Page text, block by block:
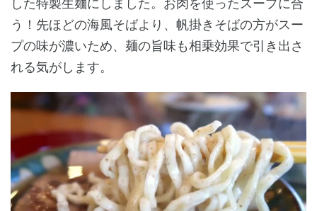
した特製生麺にしました。お肉を使ったスープに合
う！先ほどの海風そばより、帆掛きそばの方がスー
プの味が濃いため、麺の旨味も相乗効果で引き出さ
れる気がします。